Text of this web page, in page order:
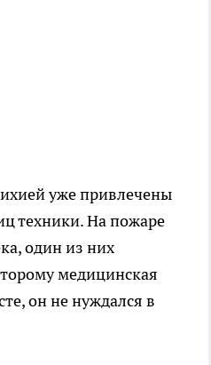
уже привлечены
техники. На пожаре
один из них
медицинская
он не нуждался в